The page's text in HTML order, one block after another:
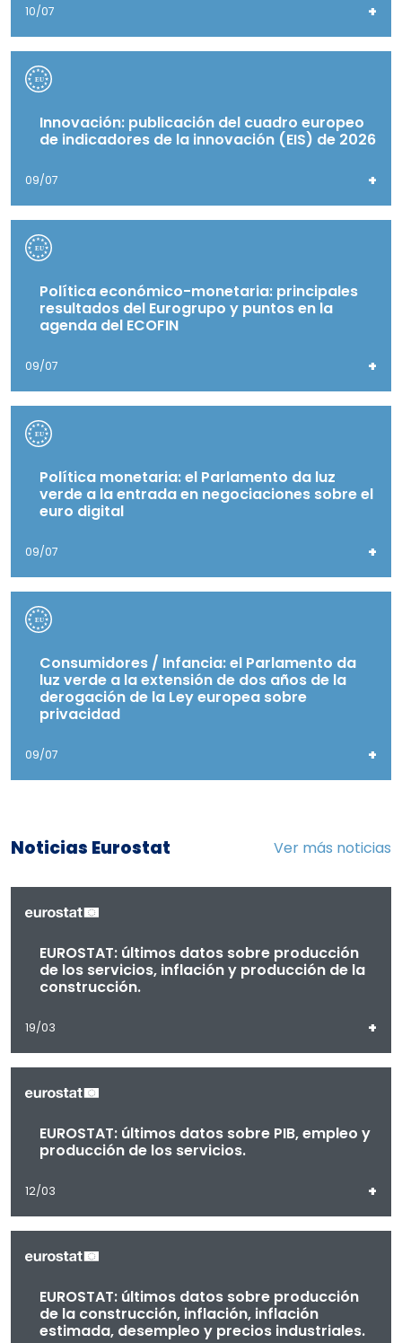
10/07 +
Innovación: publicación del cuadro europeo
de indicadores de la innovación (EIS) de 2026
09/07 +
Política económico-monetaria: principales
resultados del Eurogrupo y puntos en la
agenda del ECOFIN
09/07 +
Política monetaria: el Parlamento da luz
verde a la entrada en negociaciones sobre el
euro digital
09/07 +
Consumidores / Infancia: el Parlamento da
luz verde a la extensión de dos años de la
derogación de la Ley europea sobre
privacidad
09/07 +
Noticias Eurostat Ver más noticias
EUROSTAT: últimos datos sobre producción
de los servicios, inflación y producción de la
construcción.
19/03 +
EUROSTAT: últimos datos sobre PIB, empleo y
producción de los servicios.
12/03 +
EUROSTAT: últimos datos sobre producción
de la construcción, inflación, inflación
estimada, desempleo y precios industriales.